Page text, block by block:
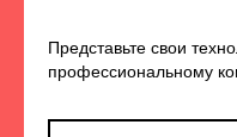
Представьте свои
профессиональному
TELEGRAM
анонс новых спикеров и